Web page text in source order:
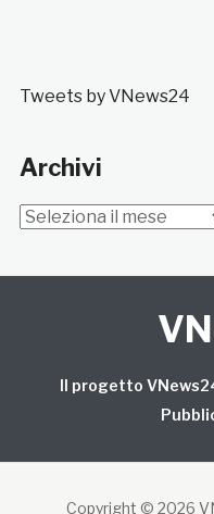
Tweets by VNews24
Archivi
Archivi
Il progetto
Copyright © 2026